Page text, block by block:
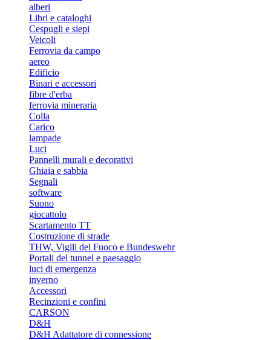
alberi
Libri e cataloghi
Cespugli e siepi
Veicoli
Ferrovia da campo
aereo
Edificio
Binari e accessori
fibre d'erba
ferrovia mineraria
Colla
Carico
lampade
Luci
Pannelli murali e decorativi
Ghiaia e sabbia
Segnali
software
Suono
giocattolo
Scartamento TT
Costruzione di strade
THW, Vigili del Fuoco e Bundeswehr
Portali del tunnel e paesaggio
luci di emergenza
inverno
Accessori
Recinzioni e confini
CARSON
D&H
D&H Adattatore di connessione